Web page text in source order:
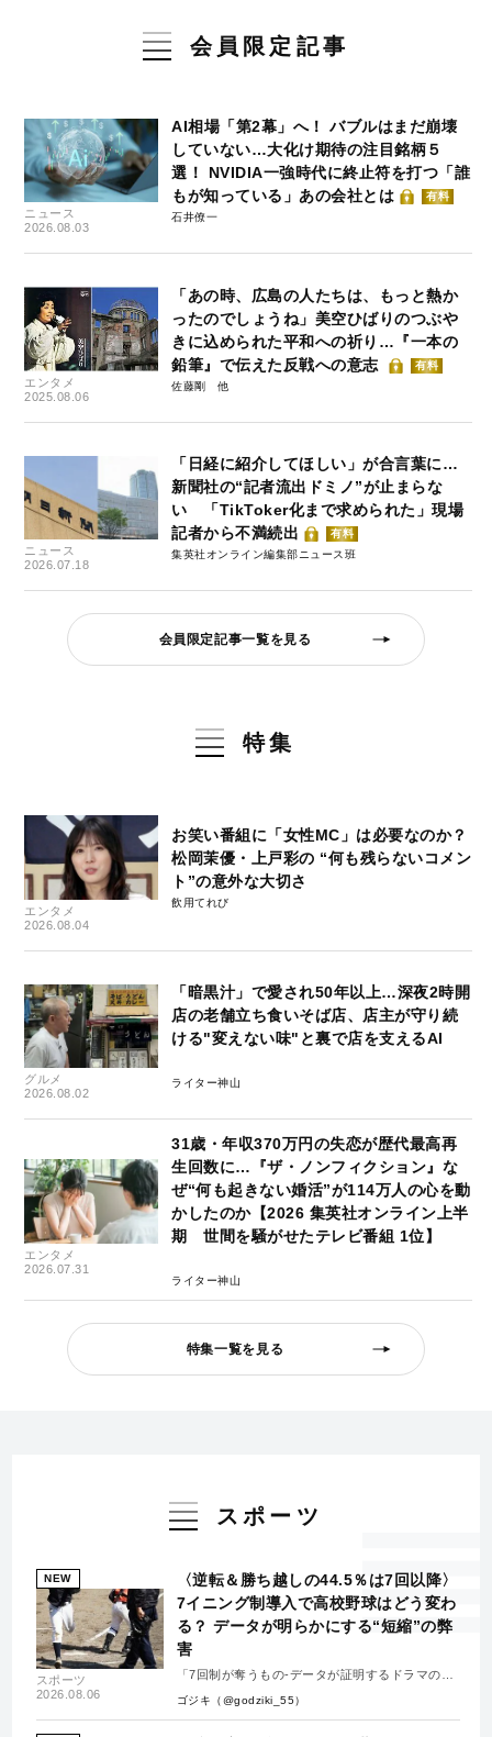
会員限定記事
ニュース
2026.08.03
AI相場「第2幕」へ！ バブルはまだ崩壊
していない…大化け期待の注目銘柄５
選！ NVIDIA一強時代に終止符を打つ「誰
もが知っている」あの会社とは
有料
石井僚一
エンタメ
2025.08.06
「あの時、広島の人たちは、もっと熱か
ったのでしょうね」美空ひばりのつぶや
きに込められた平和への祈り…『一本の
鉛筆』で伝えた反戦への意志
有料
佐藤剛
ニュース
2026.07.18
「日経に紹介してほしい」が合言葉に…
新聞社の“記者流出ドミノ”が止まらな
い 「TikToker化まで求められた」現場
記者から不満続出
有料
集英社オンライン編集部ニュース班
会員限定記事一覧を見る
特集
エンタメ
2026.08.04
お笑い番組に「女性MC」は必要なのか？
松岡茉優・上戸彩の “何も残らないコメン
ト”の意外な大切さ
飲用てれび
グルメ
2026.08.02
「暗黒汁」で愛され50年以上…深夜2時開
店の老舗立ち食いそば店、店主が守り続
ける"変えない味"と裏で店を支えるAI
ライター神山
エンタメ
2026.07.31
31歳・年収370万円の失恋が歴代最高再
生回数に…『ザ・ノンフィクション』な
ぜ“何も起きない婚活”が114万人の心を動
かしたのか【2026 集英社オンライン上半
期 世間を騒がせたテレビ番組 1位】
ライター神山
特集一覧を見る
スポーツ
NEW
スポーツ
2026.08.06
〈逆転＆勝ち越しの44.5％は7回以降〉
7イニング制導入で高校野球はどう変わ
る？ データが明らかにする“短縮”の弊
害
「7回制が奪うもの-データが証明するドラマの消
失-」
ゴジキ（@godziki_55）